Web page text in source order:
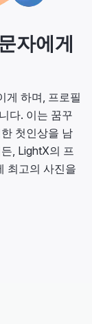
자에게
게 하며, 프로필
다. 이는 꿈꾸
첫인상을 남
, LightX의 프
최고의 사진을